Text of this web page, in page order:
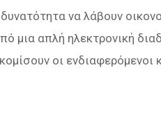
να λάβουν
μια απλή ηλεκτρονική
οι ενδιαφερόμενοι